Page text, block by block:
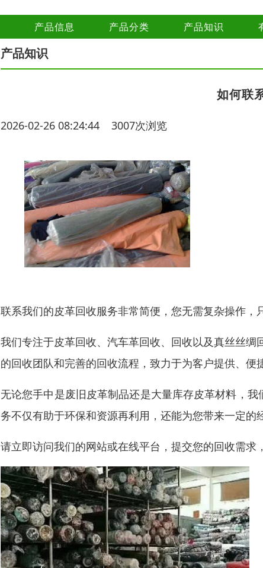
产品信息 产品分类 产品知识
产品知识
如何联
2026-02-26 08:24:44 3007次浏览
联系我们的皮革回收服务非常简便，您无需复杂操作，
我们专注于皮革回收、汽车革回收、回收以及真丝丝
的回收团队和完善的回收流程，致力于为客户提供、便
无论您手中是废旧皮革制品还是大量库存皮革材料，
务不仅有助于环保和资源再利用，还能为您带来一定的
请立即访问我们的网站或在线平台，提交您的回收需求